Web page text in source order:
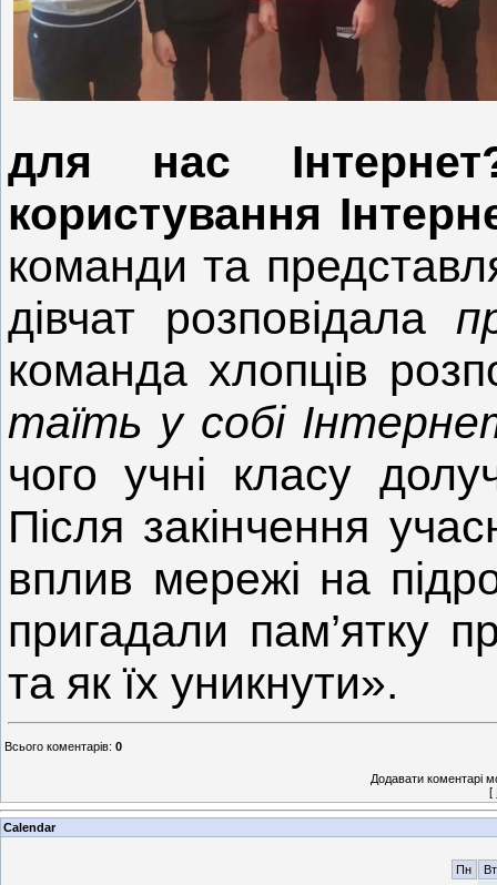
для нас
користування
команди та
дівчат розповідала
команда хлопців
таїть у собі
чого учні класу
Після закінчення
вплив мережі на
пригадали пам’ятку
та як їх уникнути».
Всього коментарів: 0
Додавати коментарі
[
Calendar
Пн
Вт